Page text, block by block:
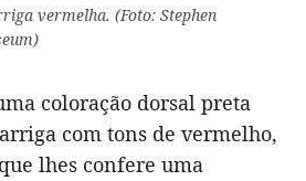
vermelha. (Foto: Stephen
coloração dorsal preta
com tons de vermelho,
lhes confere uma